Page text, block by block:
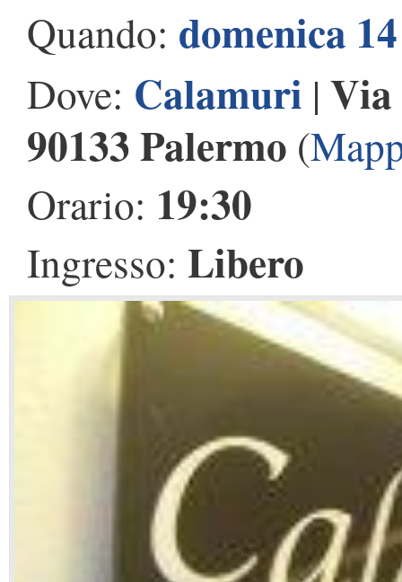
Quando: domenica
Dove: Calamuri | Via
90133 Palermo (
Orario: 19:30
Ingresso: Libero